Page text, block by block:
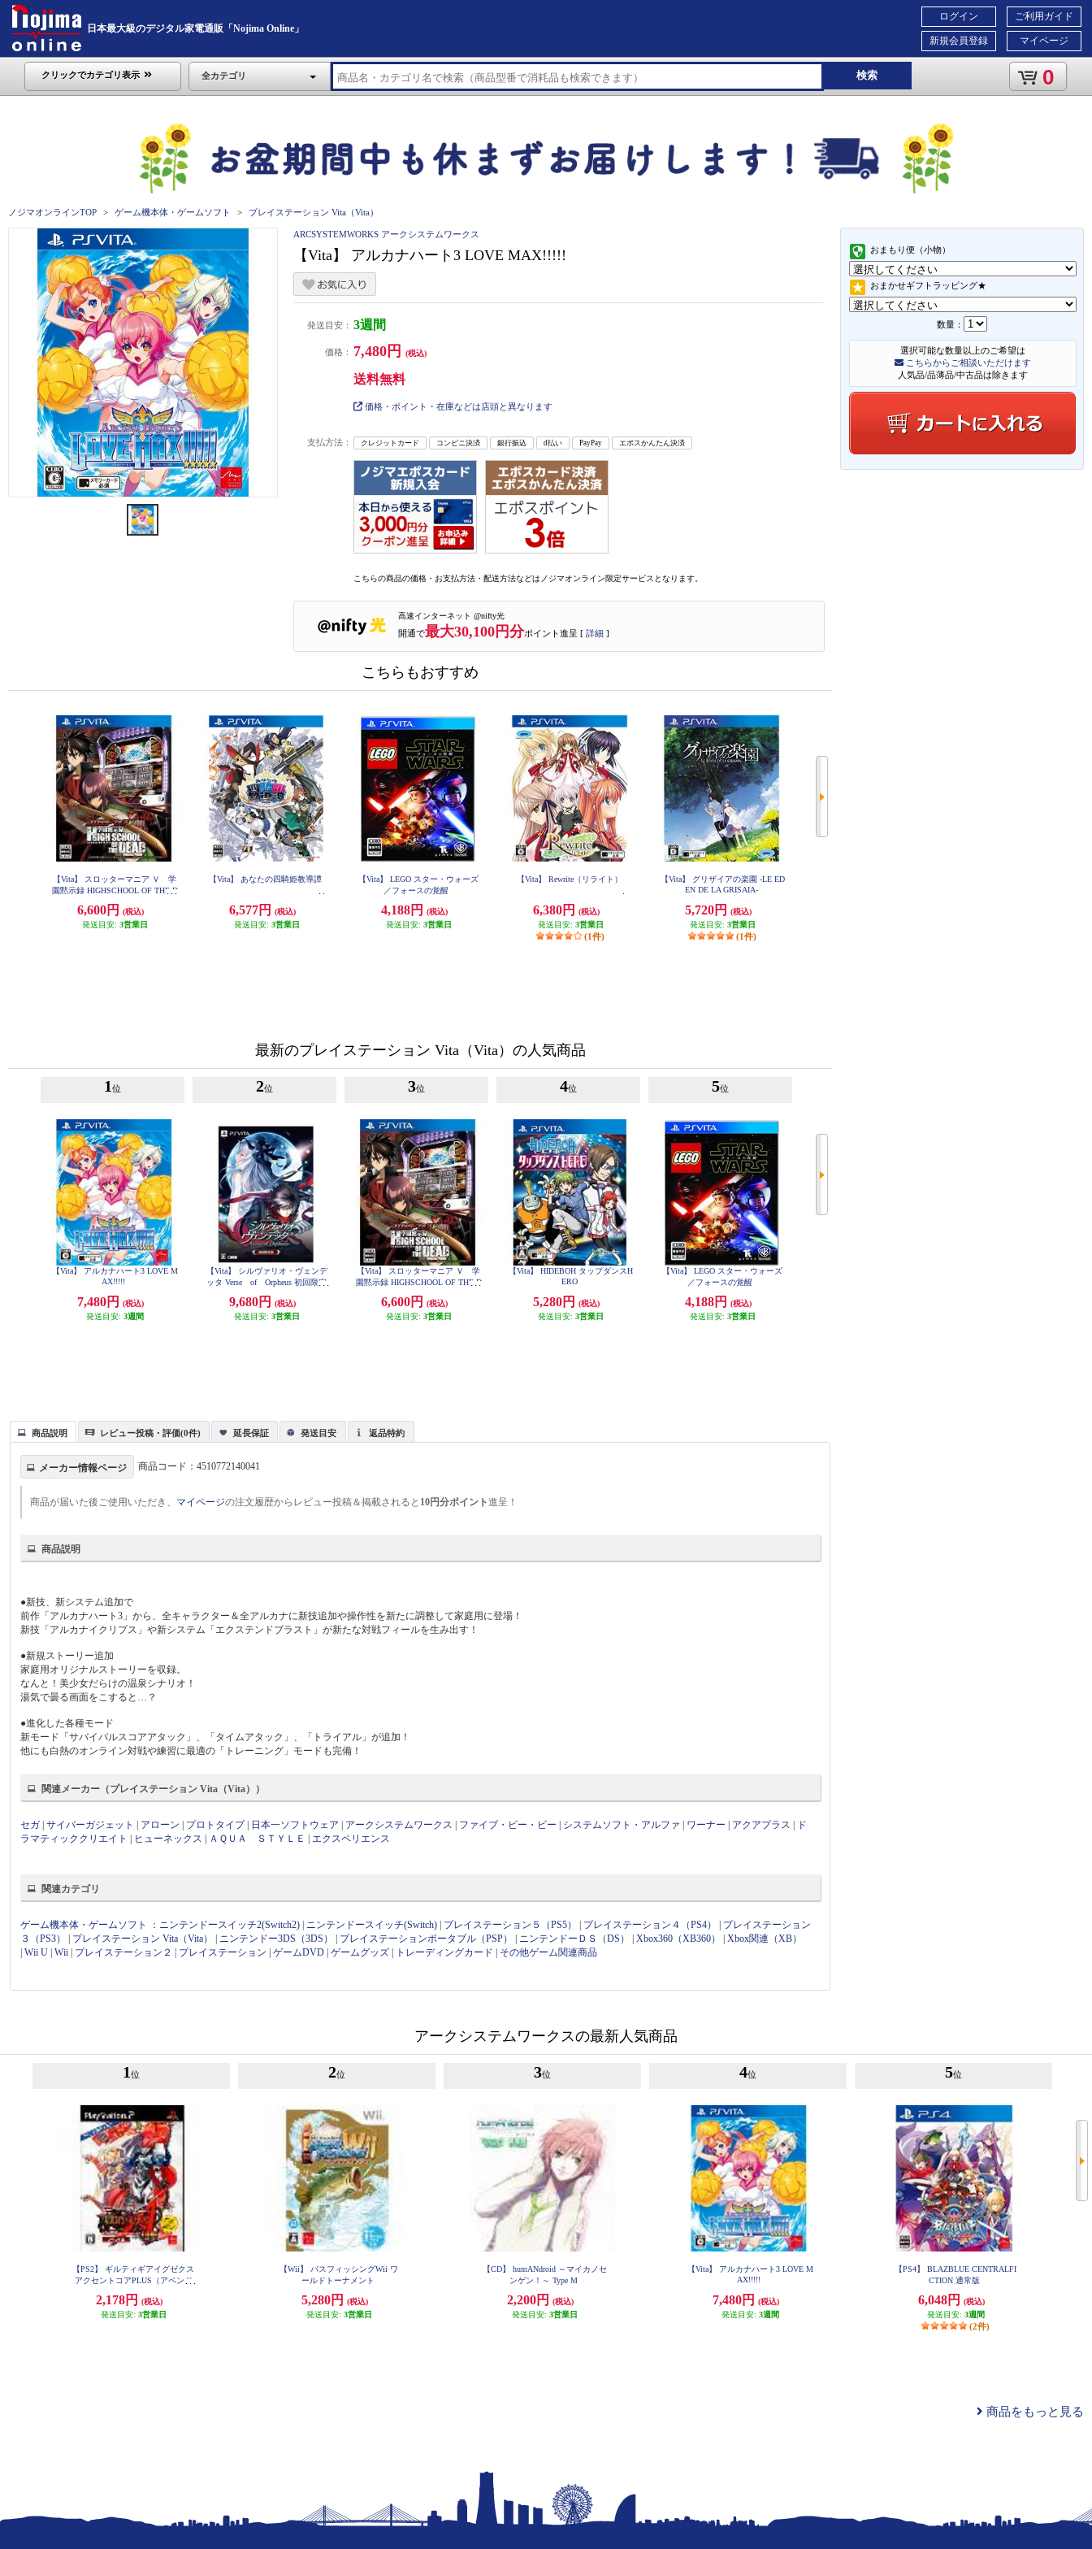
日本最大級のデジタル家電通販「Nojima Online」
ご利用ガイド
マイページ
ログイン
新規会員登録
クリックでカテゴリ表示 全カテゴリ 検索 0
ノジマオンラインTOP ゲーム機本体・ゲームソフト プレイステーション Vita（Vita）
おまもり便（小物）
おまかせギフトラッピング★
数量：
選択可能な数量以上のご希望は
こちらからご相談いただけます
人気品/品薄品/中古品は除きます
ARCSYSTEMWORKS アークシステムワークス
【Vita】 アルカナハート3 LOVE MAX!!!!!
発送目安： 3週間
価格： 7,480円 (税込)
送料無料
価格・ポイント・在庫などは店頭と異なります
支払方法： クレジットカード コンビニ決済 銀行振込 d払い PayPay エポスかんたん決済
こちらの商品の価格・お支払方法・配送方法などはノジマオンライン限定サービスとなります。
高速インターネット @nifty光
開通で最大30,100円分ポイント進呈 [ 詳細 ]
こちらもおすすめ
【Vita】 スロッターマニア Ｖ 学
園黙示録 HIGHSCHOOL OF THE D
6,600円
(税込)
発送目安: 3営業日
【Vita】 あなたの四騎姫教導譚
6,577円
(税込)
発送目安: 3営業日
【Vita】 LEGO スター・ウォーズ
／フォースの覚醒
4,188円
(税込)
発送目安: 3営業日
【Vita】 Rewrite（リライト）
6,380円
(税込)
発送目安: 3営業日
(1件)
【Vita】 グリザイアの楽園 -LE ED
EN DE LA GRISAIA-
5,720円
(税込)
発送目安: 3営業日
(1件)
最新のプレイステーション Vita（Vita）の人気商品
1 位
【Vita】 アルカナハート3 LOVE M
AX!!!!!
7,480円
(税込)
発送目安: 3週間
2位
【Vita】 シルヴァリオ・ヴェンデ
ッタ Verse of Orpheus 初回限定
9,680円
(税込)
発送目安: 3営業日
3位
【Vita】 スロッターマニア Ｖ 学
園黙示録 HIGHSCHOOL OF THE D
6,600円
(税込)
発送目安: 3営業日
4位
【Vita】 HIDEBOH タップダンスH
ERO
5,280円
(税込)
発送目安: 3営業日
5位
【Vita】 LEGO スター・ウォーズ
／フォースの覚醒
4,188円
(税込)
発送目安: 3営業日
商品説明 レビュー投稿・評価(0件) 延長保証 発送目安 返品特約
メーカー情報ページ 商品コード：4510772140041
商品が届いた後ご使用いただき、 マイページの注文履歴からレビュー投稿＆掲載されると 10円分ポイント進呈！
商品説明
●新技、新システム追加で
前作「アルカナハート3」から、全キャラクター＆全アルカナに新技追加や操作性を新たに調整して家庭用に登場！
新技「アルカナイクリプス」や新システム「エクステンドブラスト」が新たな対戦フィールを生み出す！
●新規ストーリー追加
家庭用オリジナルストーリーを収録。
なんと！美少女だらけの温泉シナリオ！
湯気で曇る画面をこすると…？
●進化した各種モード
新モード「サバイバルスコアアタック」、「タイムアタック」、「トライアル」が追加！
他にも白熱のオンライン対戦や練習に最適の「トレーニング」モードも完備！
関連メーカー（プレイステーション Vita（Vita））
セガ |サイバーガジェット アローン プロトタイプ| 日本一ソフトウェア アークシステムワークス ファイブ・ピー・ビー システムソフト・アルファ ワーナー アクアプラス
ド
ラマティッククリエイト
ヒューネックス ＡＱＵＡ ＳＴＹＬＥ エクスペリエンス
関連カテゴリ
ゲーム機本体・ゲームソフト ： ニンテンドースイッチ2(Switch2) ニンテンドースイッチ(Switch) プレイステーション５（PS5） プレイステーション４（PS4）
プレイステーション
３（PS3）
プレイステーション Vita（Vita） ニンテンドー3DS（3DS） プレイステーションポータブル（PSP） ニンテンドーＤＳ（DS） |Xbox360（XB360） |Xbox関連（XB）
|Wii U |Wii プレイステーション２ プレイステーション |ゲームDVD |ゲームグッズ トレーディングカード その他ゲーム関連商品
アークシステムワークスの最新人気商品
1 位
【PS2】 ギルティギアイグゼクス
アクセントコアPLUS（アペンド
2,178円
(税込)
発送目安: 3営業日
2位
【Wii】 バスフィッシングWii ワ
ールドトーナメント
5,280円
(税込)
発送目安: 3営業日
3位
【CD】 humANdroid ～マイカノセ
ンゲン！～ Type M
2,200円
(税込)
発送目安: 3営業日
4位
【Vita】 アルカナハート3 LOVE M
AX!!!!!
7,480円
(税込)
発送目安: 3週間
5位
【PS4】 BLAZBLUE CENTRALFI
CTION 通常版
6,048円
(税込)
発送目安: 3週間
(2件)
商品をもっと見る